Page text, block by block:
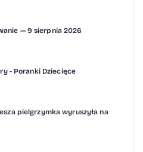
— 9 sierpnia 2026
- Poranki Dziecięce
pielgrzymka wyruszyła na